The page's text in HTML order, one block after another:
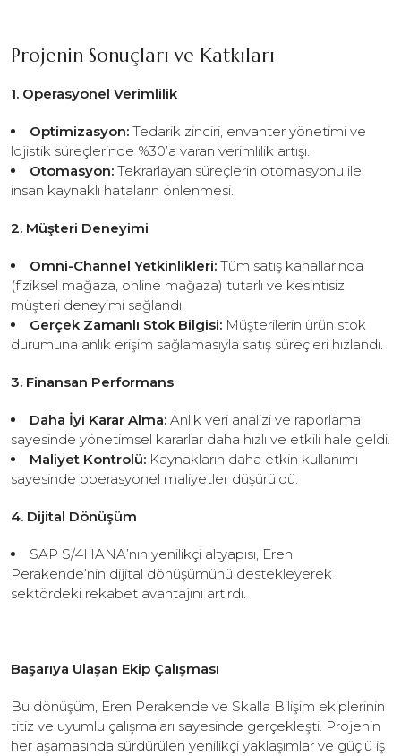
Projenin Sonuçları ve Katkıları
1. Operasyonel Verimlilik
Optimizasyon: Tedarik zinciri, envanter yönetimi ve
lojistik süreçlerinde %30’a varan verimlilik artışı.
Otomasyon: Tekrarlayan süreçlerin otomasyonu ile
insan kaynaklı hataların önlenmesi.
2. Müşteri Deneyimi
Omni-Channel Yetkinlikleri: Tüm satış kanallarında
(fiziksel mağaza, online mağaza) tutarlı ve kesintisiz
müşteri deneyimi sağlandı.
Gerçek Zamanlı Stok Bilgisi: Müşterilerin ürün stok
durumuna anlık erişim sağlamasıyla satış süreçleri hızlandı.
3. Finansan Performans
Daha İyi Karar Alma: Anlık veri analizi ve raporlama
sayesinde yönetimsel kararlar daha hızlı ve etkili hale geldi.
Maliyet Kontrolü: Kaynakların daha etkin kullanımı
sayesinde operasyonel maliyetler düşürüldü.
4. Dijital Dönüşüm
SAP S/4HANA’nın yenilikçi altyapısı, Eren
Perakende’nin dijital dönüşümünü destekleyerek
sektördeki rekabet avantajını artırdı.
Başarıya Ulaşan Ekip Çalışması
Bu dönüşüm, Eren Perakende ve Skalla Bilişim ekiplerinin
titiz ve uyumlu çalışmaları sayesinde gerçekleşti. Projenin
her aşamasında sürdürülen yenilikçi yaklaşımlar ve güçlü iş